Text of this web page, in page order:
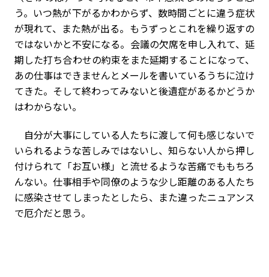
う。いつ熱が下がるかわからず、数時間ごとに違う症状
が現れて、また熱が出る。もうずっとこれを繰り返すの
ではないかと不安になる。会議の欠席を申し入れて、延
期した打ち合わせの約束をまた延期することになって、
あの仕事はできませんとメールを書いているうちに泣け
てきた。そして終わってみないと後遺症があるかどうか
はわからない。
自分が大事にしている人たちに渡して何も感じないで
いられるような苦しみではないし、知らない人から押し
付けられて「お互い様」と流せるような苦痛でももちろ
んない。仕事相手や同僚のような少し距離のある人たち
に感染させてしまったとしたら、また違ったニュアンス
で厄介だと思う。